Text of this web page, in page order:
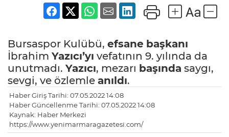
Bursaspor Kulübü, efsane başkanı
İbrahim Yazıcı’yı vefatının 9. yılında da
unutmadı. Yazıcı, mezarı başında saygı,
sevgi, ve özlemle anıldı.
Haber Giriş Tarihi: 07.05.2022 14:08
Haber Güncellenme Tarihi: 07.05.2022 14:08
Kaynak: Haber Merkezi
https://www.yenimarmaragazetesi.com/